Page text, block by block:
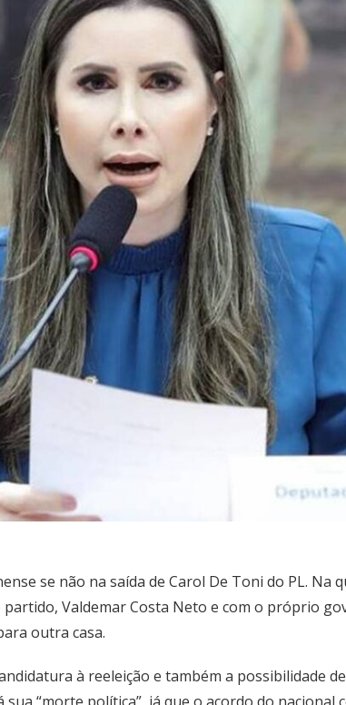
se não na saída de Carol De Toni do PL. Na
Valdemar Costa Neto e com o próprio
outra casa.
à reeleição e também a possibilidade